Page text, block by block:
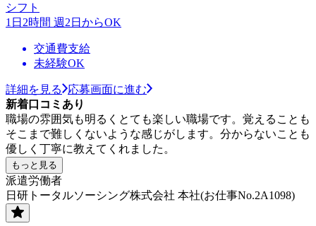
シフト
1日2時間 週2日からOK
交通費支給
未経験OK
詳細を見る
応募画面に進む
新着口コミあり
職場の雰囲気も明るくとても楽しい職場です。覚えることも
そこまで難しくないような感じがします。分からないことも
優しく丁寧に教えてくれました。
もっと見る
派遣労働者
日研トータルソーシング株式会社 本社(お仕事No.2A1098)